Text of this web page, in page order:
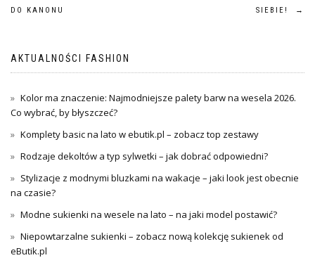
DO KANONU
SIEBIE!
→
AKTUALNOŚCI FASHION
Kolor ma znaczenie: Najmodniejsze palety barw na wesela 2026.
Co wybrać, by błyszczeć?
Komplety basic na lato w ebutik.pl – zobacz top zestawy
Rodzaje dekoltów a typ sylwetki – jak dobrać odpowiedni?
Stylizacje z modnymi bluzkami na wakacje – jaki look jest obecnie
na czasie?
Modne sukienki na wesele na lato – na jaki model postawić?
Niepowtarzalne sukienki – zobacz nową kolekcję sukienek od
eButik.pl